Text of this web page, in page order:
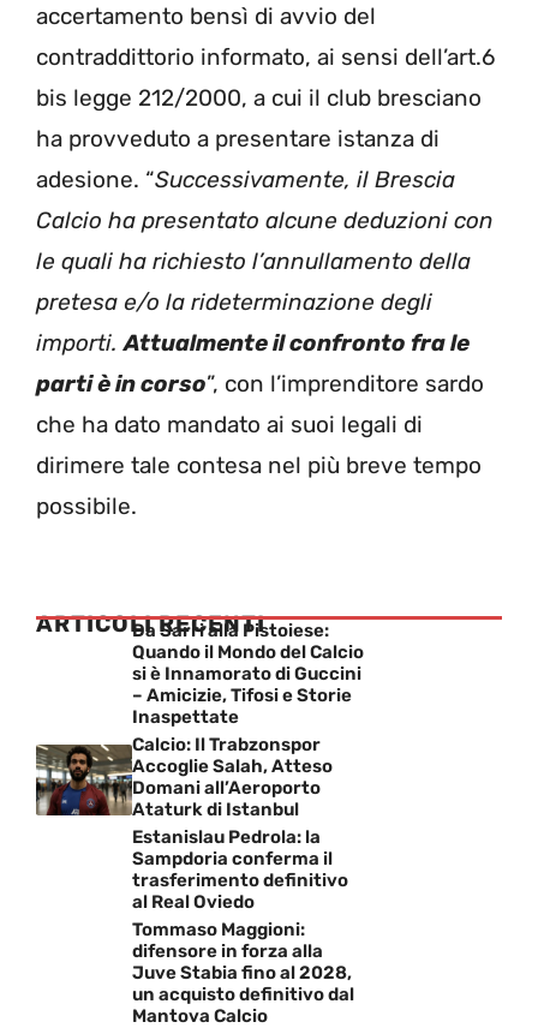
accertamento bensì di avvio del
contraddittorio informato, ai sensi dell’art.6
bis legge 212/2000, a cui il club bresciano
ha provveduto a presentare istanza di
adesione. “Successivamente, il Brescia
Calcio ha presentato alcune deduzioni con
le quali ha richiesto l’annullamento della
pretesa e/o la rideterminazione degli
importi.Attualmente il confronto fra le
parti è in corso”, con l’imprenditore sardo
che ha dato mandato ai suoi legali di
dirimere tale contesa nel più breve tempo
possibile.
ARTICOLI RECENTI
Da Sarri alla Pistoiese:
Quando il Mondo del Calcio
si è Innamorato di Guccini
– Amicizie, Tifosi e Storie
Inaspettate
Calcio: Il Trabzonspor
Accoglie Salah, Atteso
Domani all’Aeroporto
Ataturk di Istanbul
Estanislau Pedrola: la
Sampdoria conferma il
trasferimento definitivo
al Real Oviedo
Tommaso Maggioni:
difensore in forza alla
Juve Stabia fino al 2028,
un acquisto definitivo dal
Mantova Calcio